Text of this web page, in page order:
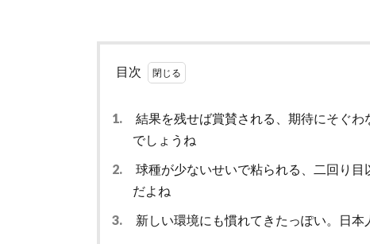
目次
1.
結果を残せば賞賛される、期待にそぐ
でしょうね
2.
球種が少ないせいで粘られる、二回り
だよね
3.
新しい環境にも慣れてきたっぽい。日